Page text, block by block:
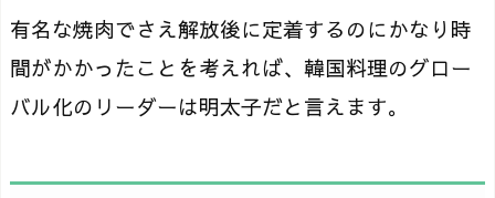
有名な焼肉でさえ解放後に定着するのにかなり時
間がかかったことを考えれば、韓国料理のグロー
バル化のリーダーは明太子だと言えます。